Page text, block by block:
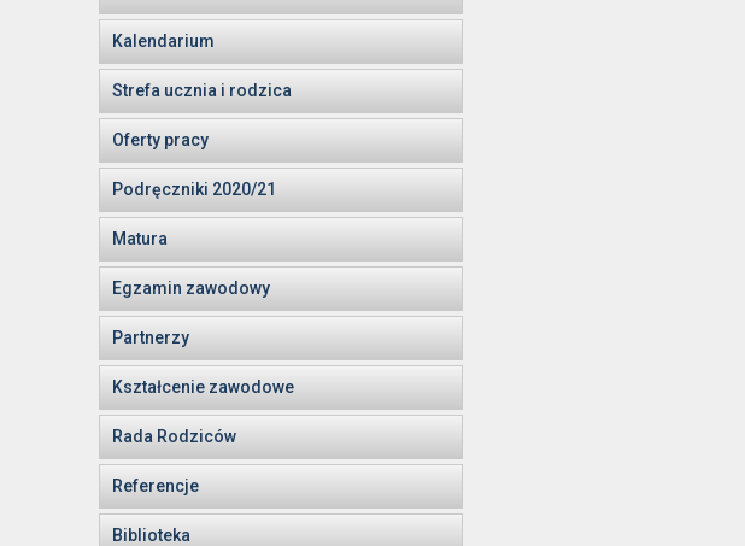
Kalendarium
Strefa ucznia i rodzica
Oferty pracy
Podręczniki 2020/21
Matura
Egzamin zawodowy
Partnerzy
Kształcenie zawodowe
Rada Rodziców
Referencje
Biblioteka